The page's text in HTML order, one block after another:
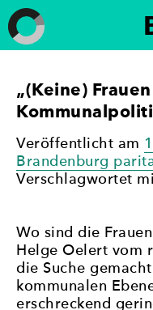
Weiter
zum
Inhalt
Förderung der
Frauen in
politischen
paritätische
– mit dem Ziel,
„(Keine)
Veröffentlicht am
Brandenburg
Verschlagwortet
Wo sind die
Helge Oelert vom
die Suche
kommunalen
erschreckend